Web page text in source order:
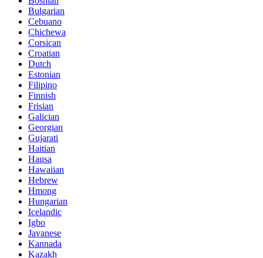
Bulgarian
Cebuano
Chichewa
Corsican
Croatian
Dutch
Estonian
Filipino
Finnish
Frisian
Galician
Georgian
Gujarati
Haitian
Hausa
Hawaiian
Hebrew
Hmong
Hungarian
Icelandic
Igbo
Javanese
Kannada
Kazakh